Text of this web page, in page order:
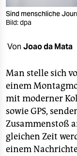
shop
abo
genossenschaft
epaper login
Sind menschliche
Bild: dpa
Von Joao da Mata
Man stelle sich
einem
mit moderner
sowie GPS,
Zusammenstoß
gleichen Zeit
einem